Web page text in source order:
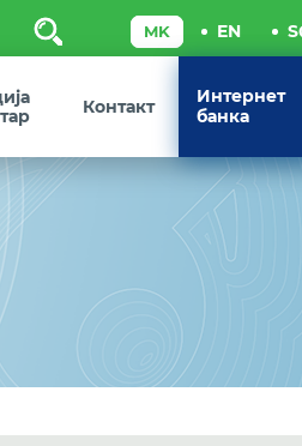
Пребарај
Контакт
Интернет
банка